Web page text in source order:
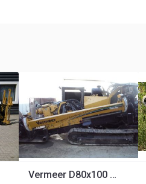
Vermeer D80x100 S2